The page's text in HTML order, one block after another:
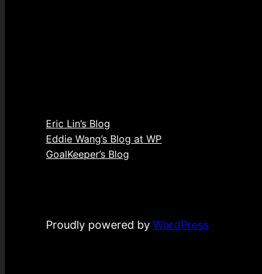
Eric Lin’s Blog
Eddie Wang’s Blog at WP
GoalKeeper’s Blog
Proudly powered byWordPress